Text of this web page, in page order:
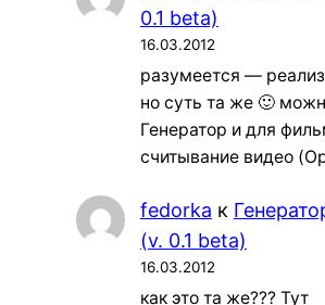
0.1 beta)
16.03.2012
разумеется —
но суть та же 🙂
Генератор и для
считывание видео
fedorka к
(v. 0.1 beta)
16.03.2012
как это та же??? Тут